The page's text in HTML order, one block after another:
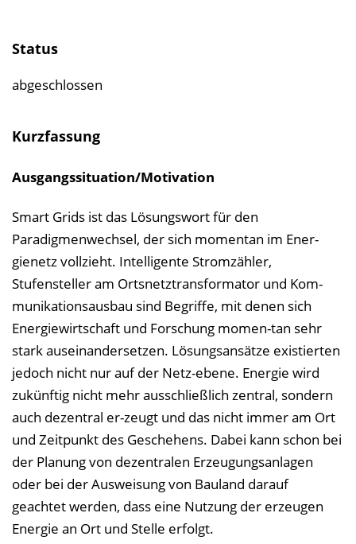
Status
abgeschlossen
Kurzfassung
Ausgangssituation/Motivation
Smart Grids ist das Lösungswort für den
Paradigmenwechsel, der sich momentan im Ener-
gienetz vollzieht. Intelligente Stromzähler,
Stufensteller am Ortsnetztransformator und Kom-
munikationsausbau sind Begriffe, mit denen sich
Energiewirtschaft und Forschung momen-tan sehr
stark auseinandersetzen. Lösungsansätze existierten
jedoch nicht nur auf der Netz-ebene. Energie wird
zukünftig nicht mehr ausschließlich zentral, sondern
auch dezentral er-zeugt und das nicht immer am Ort
und Zeitpunkt des Geschehens. Dabei kann schon bei
der Planung von dezentralen Erzeugungsanlagen
oder bei der Ausweisung von Bauland darauf
geachtet werden, dass eine Nutzung der erzeugen
Energie an Ort und Stelle erfolgt.